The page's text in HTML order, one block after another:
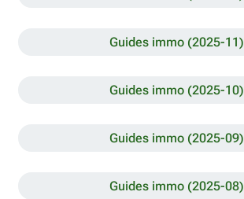
Guides immo (2025-11)
Guides immo (2025-10)
Guides immo (2025-09)
Guides immo (2025-08)